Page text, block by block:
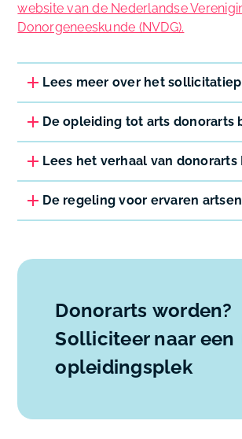
website van de Nederlandse
Donorgeneeskunde (NVDG).
Lees meer over het
De opleiding tot arts donorarts
Lees het verhaal van donorarts
De regeling voor ervaren artsen
Donorarts worden?
Solliciteer naar een
opleidingsplek